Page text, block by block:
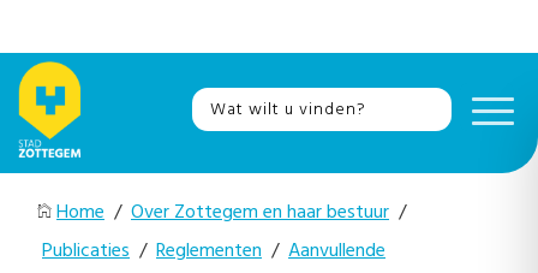
Home / Over Zottegem en haar bestuur /
Publicaties / Reglementen / Aanvullende